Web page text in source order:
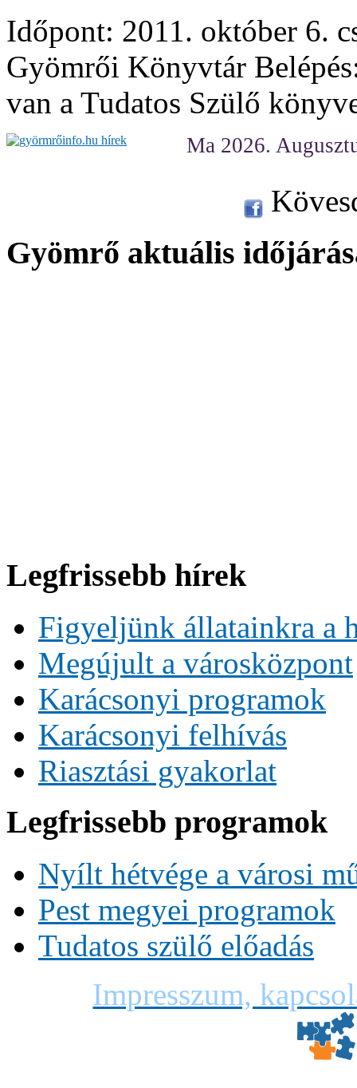
Időpont: 2011. október 6.
Gyömrői Könyvtár
van a Tudatos Szülő
Ma 2026.
Gyömrő aktuális
Legfrissebb hírek
Figyeljünk állatainkra a
Megújult a városközpont
Karácsonyi programok
Karácsonyi felhívás
Riasztási gyakorlat
Legfrissebb programok
Nyílt hétvége a városi
Pest megyei programok
Tudatos szülő előadás
Impresszum,